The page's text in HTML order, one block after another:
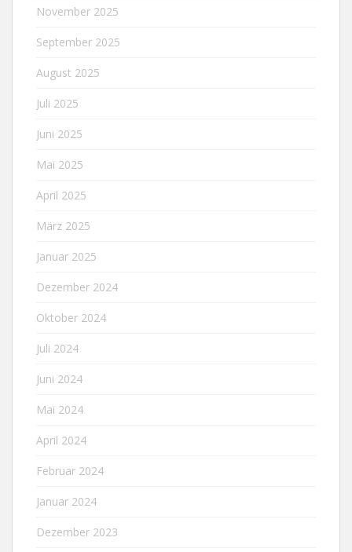
November 2025
September 2025
August 2025
Juli 2025
Juni 2025
Mai 2025
April 2025
März 2025
Januar 2025
Dezember 2024
Oktober 2024
Juli 2024
Juni 2024
Mai 2024
April 2024
Februar 2024
Januar 2024
Dezember 2023